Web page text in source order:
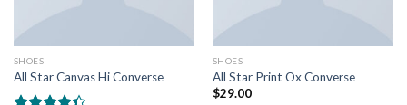
SHOES
All Star Canvas Hi Converse
SHOES
All Star Print Ox Converse
$29.00